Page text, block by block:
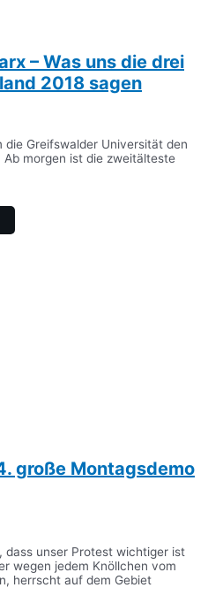
– Was uns die drei
2018 sagen
Greifswalder Universität den
morgen ist die zweitälteste
große Montagsdemo
dass unser Protest wichtiger ist
wegen jedem Knöllchen vom
herrscht auf dem Gebiet